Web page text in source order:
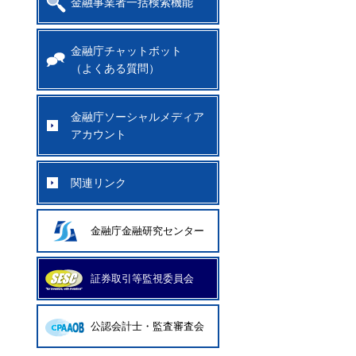
金融庁チャットボット
（よくある質問）
金融庁ソーシャルメディア
アカウント
関連リンク
金融庁金融研究センター
証券取引等監視委員会
公認会計士・監査審査会